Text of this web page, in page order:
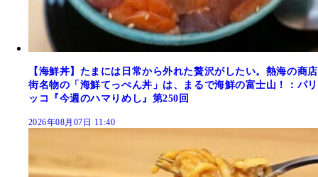
【海鮮丼】たまには日常から外れた贅沢がしたい。熱海の商店
街名物の「海鮮てっぺん丼」は、まるで海鮮の富士山！：パリ
ッコ『今週のハマりめし』第250回
2026年08月07日 11:40